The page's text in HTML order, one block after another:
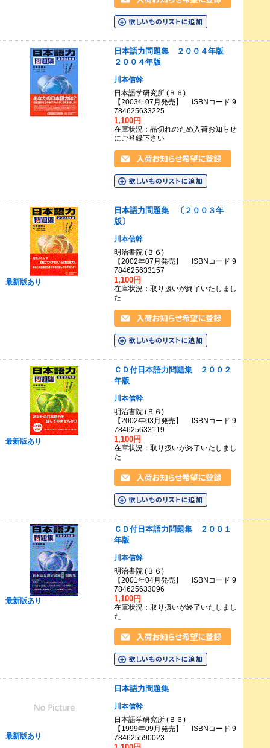
日本語力問題集 ２００４年版
２００４年版
川本信幹
日本語学研究所 (Ｂ６)
【2003年07月発売】 ISBNコード 9
784625633225
1,100円
在庫状況：品切れのため入荷お知らせ
にご登録下さい
最新版あり
日本語力問題集 〔２００３年
版〕
川本信幹
明治書院 (Ｂ６)
【2002年07月発売】 ISBNコード 9
784625633157
1,100円
在庫状況：取り扱いが終了いたしまし
た
最新版あり
ＣＤ付日本語力問題集 ２００２
年版
川本信幹
明治書院 (Ｂ６)
【2002年03月発売】 ISBNコード 9
784625633119
1,100円
在庫状況：取り扱いが終了いたしまし
た
最新版あり
ＣＤ付日本語力問題集 ２００１
年版
川本信幹
明治書院 (Ｂ６)
【2001年04月発売】 ISBNコード 9
784625633096
1,100円
在庫状況：取り扱いが終了いたしまし
た
最新版あり
日本語力問題集
川本信幹
日本語学研究所 (Ｂ６)
【1999年09月発売】 ISBNコード 9
784625590023